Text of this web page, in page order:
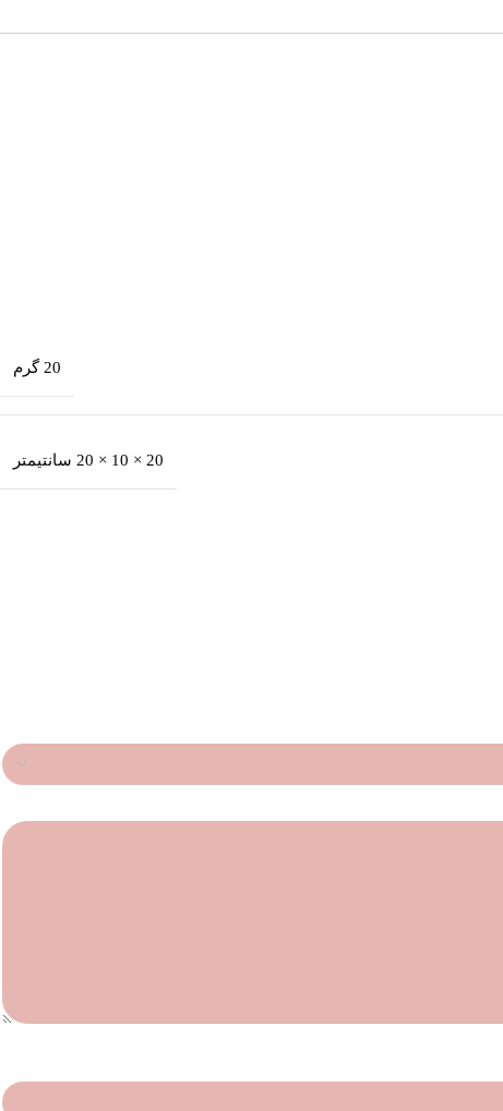
20 گرم
20 × 10 × 20 سانتیمتر